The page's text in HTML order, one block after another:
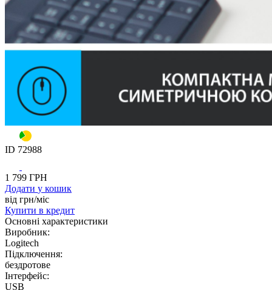
ID 72988
1 799 ГРН
Додати у кошик
від грн/мiс
Купити в кредит
Основнi характеристики
Виробник:
Logitech
Підключення:
бездротове
Інтерфейс:
USB